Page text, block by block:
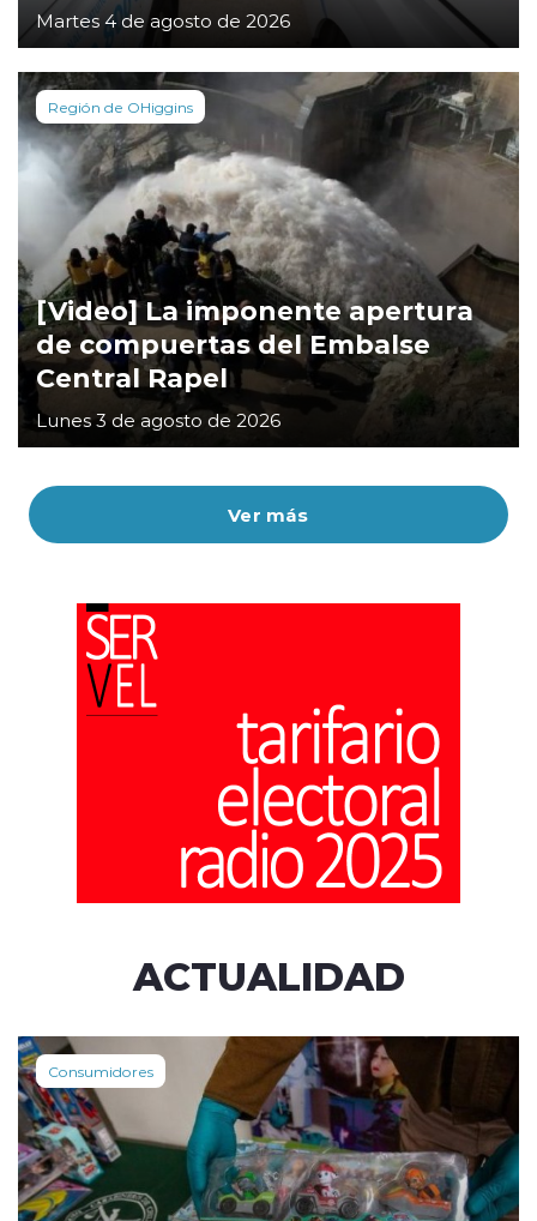
Ver más
Martes 4 de agosto de 2026
Región de OHiggins
[Video] La imponente apertura
de compuertas del Embalse
Central Rapel
Lunes 3 de agosto de 2026
ACTUALIDAD
Consumidores